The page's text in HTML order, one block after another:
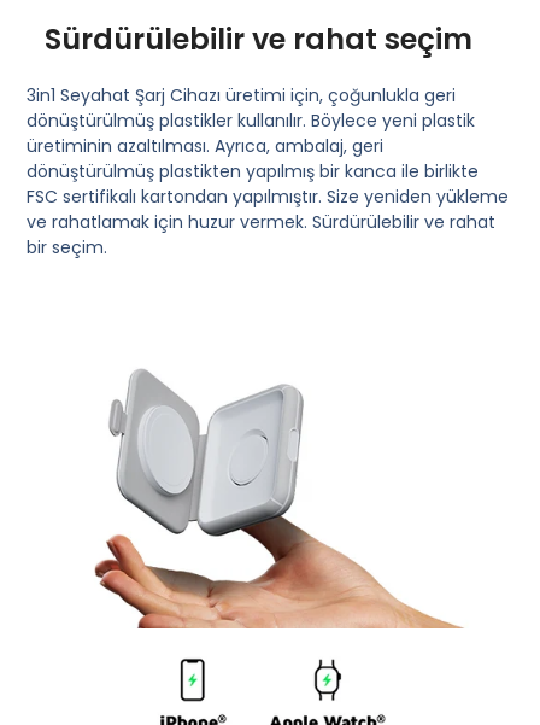
Sürdürülebilir ve rahat seçim
3in1 Seyahat Şarj Cihazı üretimi için, çoğunlukla geri
dönüştürülmüş plastikler kullanılır. Böylece yeni plastik
üretiminin azaltılması. Ayrıca, ambalaj, geri
dönüştürülmüş plastikten yapılmış bir kanca ile birlikte
FSC sertifikalı kartondan yapılmıştır. Size yeniden yükleme
ve rahatlamak için huzur vermek. Sürdürülebilir ve rahat
bir seçim.